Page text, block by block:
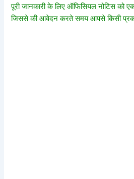
पूरी जानकारी के लिए ऑफिसियल नोटिस को
जिससे की आवेदन करते समय आपसे किसी